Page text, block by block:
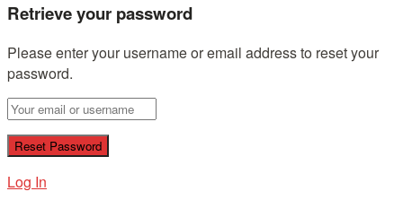
Retrieve your password
Please enter your username or email address to reset your
password.
Log In